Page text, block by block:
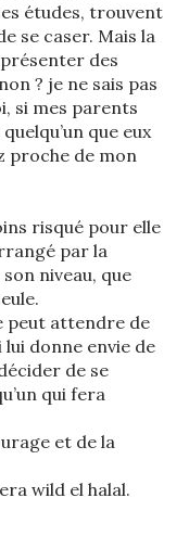
études, trouvent
se caser. Mais la
des
? je ne sais pas
si mes parents
que eux
proche de mon
risqué pour elle
par la
niveau, que
peut attendre de
donne envie de
de se
qui fera
et de la
wild el halal.